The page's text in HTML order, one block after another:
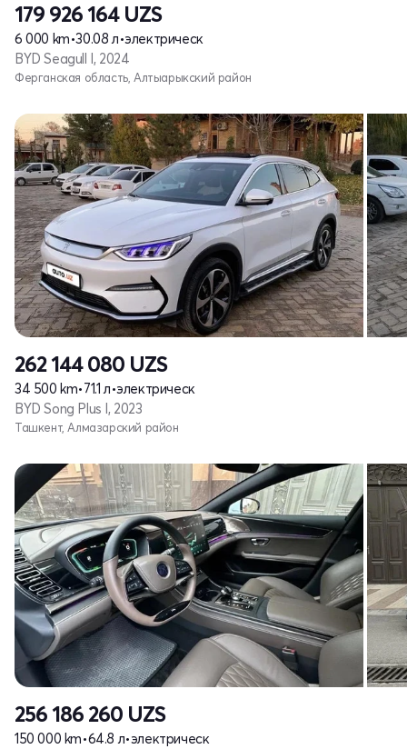
179 926 164 UZS
6 000 km•30.08 л•электрическ
BYD Seagull I, 2024
Ферганская область, Алтыарыкский район
262 144 080 UZS
34 500 km•71.1 л•электрическ
BYD Song Plus I, 2023
Ташкент, Алмазарский район
256 186 260 UZS
150 000 km•64.8 л•электрическ